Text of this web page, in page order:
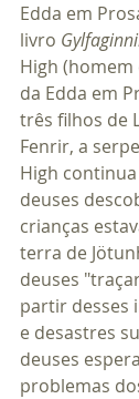
Edda em
livro
High
da Edda em
três filhos de
Fenrir, a
High
deuses
crianças
terra de
deuses
partir desses
e desastres
deuses
problemas